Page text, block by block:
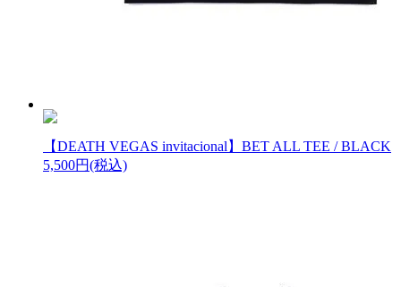
【DEATH VEGAS invitacional】BET ALL TEE / BLACK
5,500円(税込)